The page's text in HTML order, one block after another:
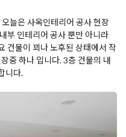
늘은 사옥인테리어 공사 현장
부 인테리어 공사 뿐만 아니라
건물이 꾀나 노후된 상태에서 작
중 하나 입니다. 3층 건물의 내
니다.